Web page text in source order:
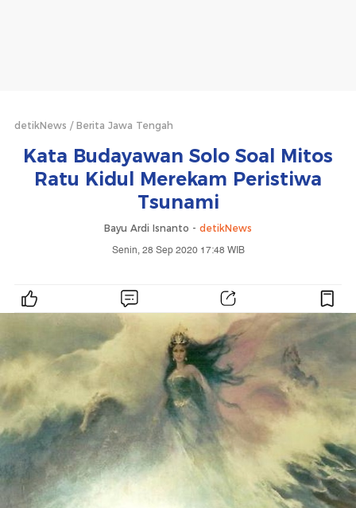
detikNews Berita Jawa Tengah
Kata Budayawan Solo Soal Mitos
Ratu Kidul Merekam Peristiwa
Tsunami
Bayu Ardi Isnanto - detikNews
Senin, 28 Sep 2020 17:48 WIB